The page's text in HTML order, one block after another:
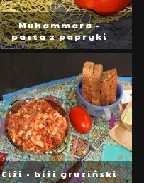
Muhammara -
pasta z papryki
Ciżi - biżi gruziński